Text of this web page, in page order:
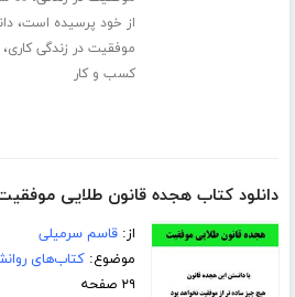
از خود پرسیده ‌است،
موفقیت در زندگی کاری،
کسب و کار
دانلود کتاب هجده قانون طلایی
از:قاسم سرمیلی
موضوع:کتاب‌های
۲۹ صفحه